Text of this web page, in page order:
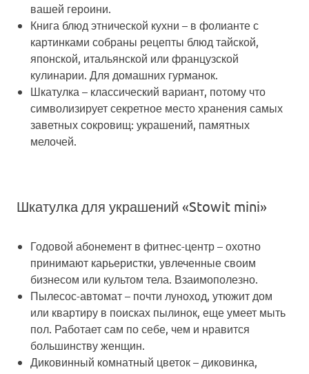
вашей героини.
Книга блюд этнической кухни – в фолианте с
картинками собраны рецепты блюд тайской,
японской, итальянской или французской
кулинарии. Для домашних гурманок.
Шкатулка – классический вариант, потому что
символизирует секретное место хранения самых
заветных сокровищ: украшений, памятных
мелочей.
Шкатулка для украшений «Stowit mini»
Годовой абонемент в фитнес-центр – охотно
принимают карьеристки, увлеченные своим
бизнесом или культом тела. Взаимополезно.
Пылесос-автомат – почти луноход, утюжит дом
или квартиру в поисках пылинок, еще умеет мыть
пол. Работает сам по себе, чем и нравится
большинству женщин.
Диковинный комнатный цветок – диковинка,